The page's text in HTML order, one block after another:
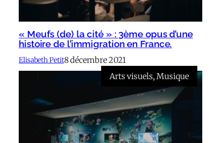
« Meufs (de) la cité » : 3ème opus d’une
histoire de l’immigration en France.
Elisabeth Petit8 décembre 2021
Arts visuels, Musique